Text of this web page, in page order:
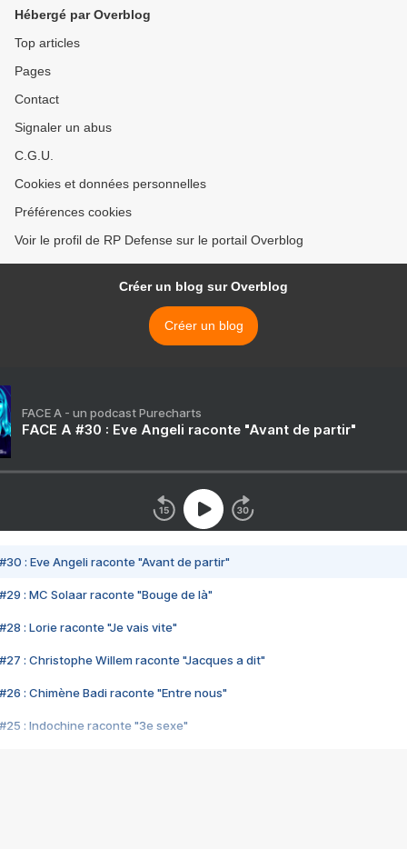
Hébergé par Overblog
Top articles
Pages
Contact
Signaler un abus
C.G.U.
Cookies et données personnelles
Préférences cookies
Voir le profil de RP Defense sur le portail Overblog
Créer un blog sur Overblog
Créer un blog
FACE A - un podcast Purecharts
FACE A #30 : Eve Angeli raconte "Avant de partir"
#30 : Eve Angeli raconte "Avant de partir"
#29 : MC Solaar raconte "Bouge de là"
#28 : Lorie raconte "Je vais vite"
#27 : Christophe Willem raconte "Jacques a dit"
#26 : Chimène Badi raconte "Entre nous"
#25 : Indochine raconte "3e sexe"